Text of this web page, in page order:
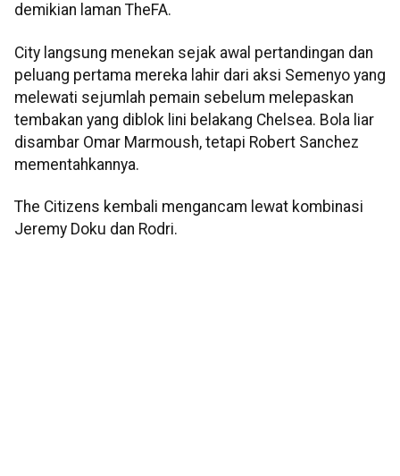
demikian laman TheFA.
City langsung menekan sejak awal pertandingan dan
peluang pertama mereka lahir dari aksi Semenyo yang
melewati sejumlah pemain sebelum melepaskan
tembakan yang diblok lini belakang Chelsea. Bola liar
disambar Omar Marmoush, tetapi Robert Sanchez
mementahkannya.
The Citizens kembali mengancam lewat kombinasi
Jeremy Doku dan Rodri.